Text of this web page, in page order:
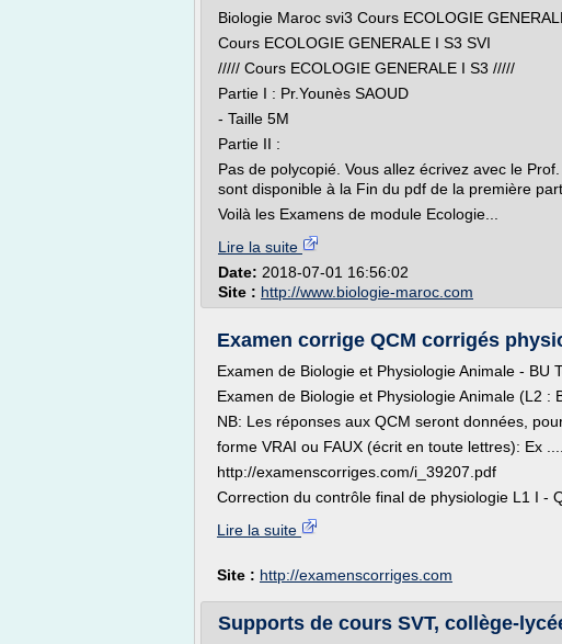
Biologie Maroc svi3 Cours ECOLOGIE
Cours ECOLOGIE GENERALE I S3 SVI
///// Cours ECOLOGIE GENERALE I S3 /////
Partie I : Pr.Younès SAOUD
- Taille 5M
Partie II :
Pas de polycopié. Vous allez écrivez avec le
sont disponible à la Fin du pdf de la première
Voilà les Examens de module Ecologie...
Lire la suite
Date: 2018-07-01 16:56:02
Site : http://www.biologie-maroc.com
Examen corrige QCM corrigés
Examen de Biologie et Physiologie Animale - BU
Examen de Biologie et Physiologie Animale (L2 :
NB: Les réponses aux QCM seront données,
forme VRAI ou FAUX (écrit en toute lettres): Ex
http://examenscorriges.com/i_39207.pdf
Correction du contrôle final de physiologie L1 I -
Lire la suite
Site : http://examenscorriges.com
Supports de cours SVT, collège-